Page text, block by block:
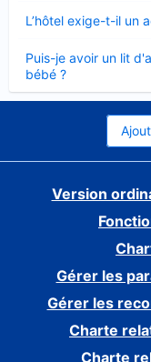
L’hôtel exige-t-il un
fermé
Puis-je avoir un lit
bébé ?
fermé
Version
Gérer les
Gérer les
Charte
Charte